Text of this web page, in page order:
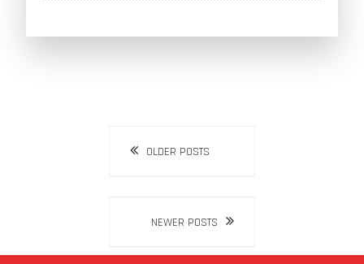
OLDER POSTS
NEWER POSTS